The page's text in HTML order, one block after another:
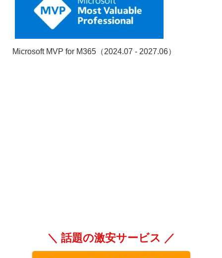
Microsoft MVP for M365（2024.07 - 2027.06）
＼ 話題の激安サービス ／